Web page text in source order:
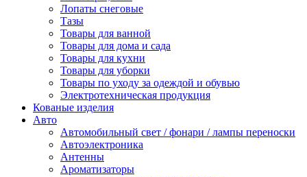
Лопаты снеговые
Тазы
Товары для ванной
Товары для дома и сада
Товары для кухни
Товары для уборки
Товары по уходу за одеждой и обувью
Электротехническая продукция
Кованые изделия
Авто
Автомобильный свет / фонари / лампы переноски
Автоэлектроника
Антенны
Ароматизаторы